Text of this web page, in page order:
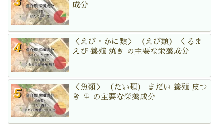
成分
＜えび・かに類＞ （えび類） くるま
えび 養殖 焼き の主要な栄養成分
＜魚類＞ （たい類） まだい 養殖 皮つ
き 生 の主要な栄養成分